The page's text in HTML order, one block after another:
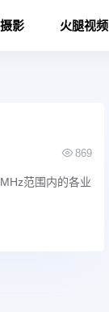
影 火腿视频
869
范围内的各业